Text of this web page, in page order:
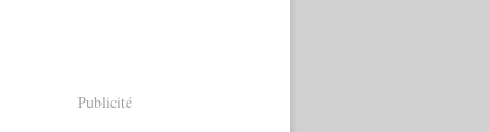
Publicité